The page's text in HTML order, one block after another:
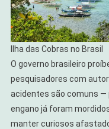
Ilha das Cobras no Brasil
O governo brasileiro
pesquisadores com
acidentes são comuns —
engano já foram
manter curiosos